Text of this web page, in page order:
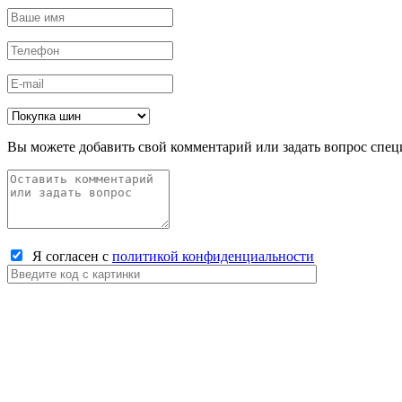
Вы можете добавить свой комментарий или задать вопрос
Я согласен с политикой конфиденциальности